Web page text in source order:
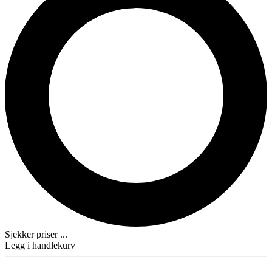
Sjekker priser ...
Legg i handlekurv